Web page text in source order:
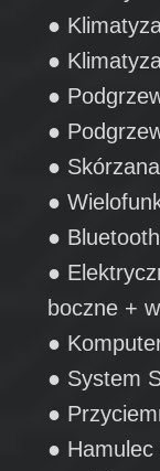
●
●
●
●
●
●
●
●
boczne +
●
● System
●
●